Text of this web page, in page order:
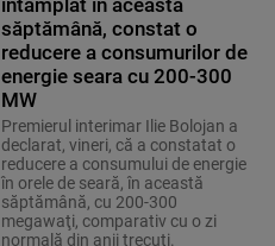
săptămână, constat o
reducere a consumurilor de
energie seara cu 200-300
MW
Premierul interimar Ilie Bolojan a
declarat, vineri, că a constatat o
reducere a consumului de energie
în orele de seară, în această
săptămână, cu 200-300
megawaţi, comparativ cu o zi
normală din anii trecuţi.